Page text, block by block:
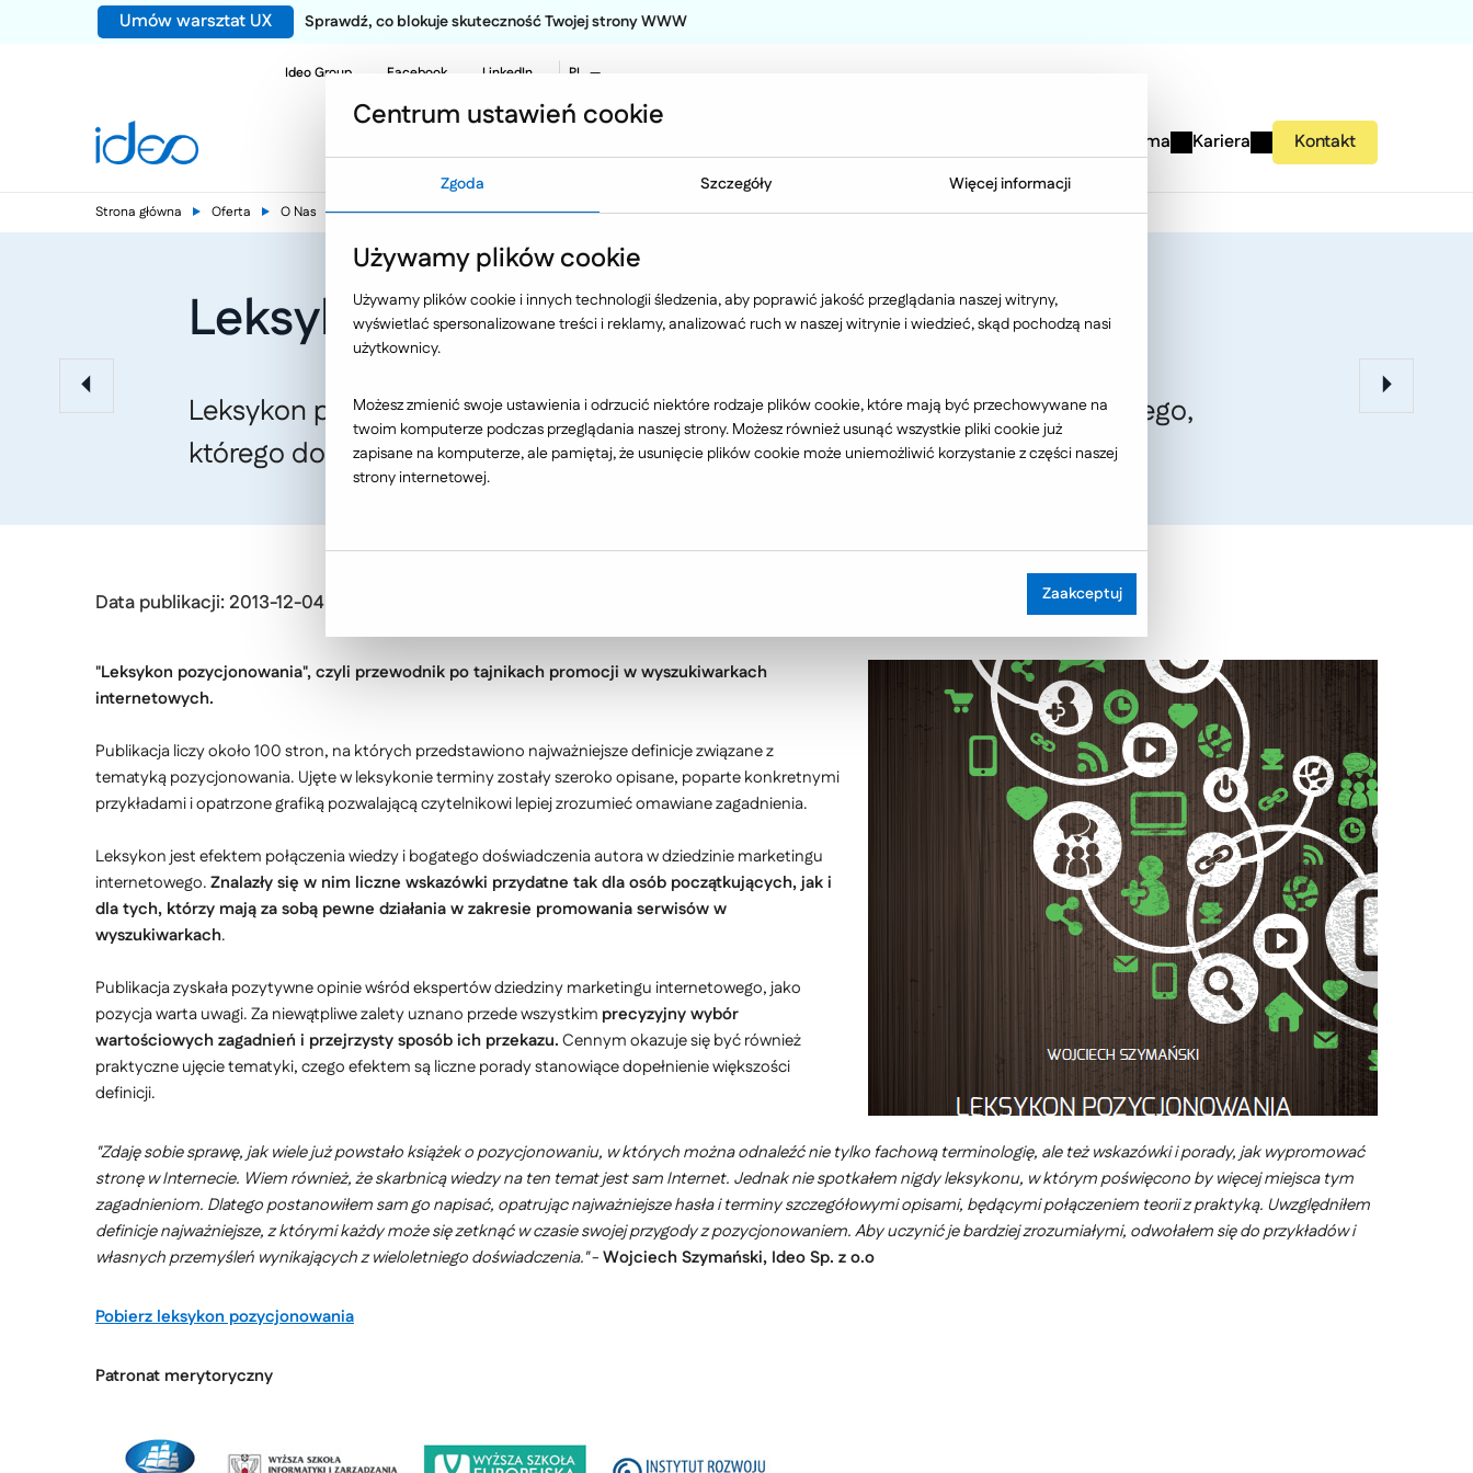
Umów warsztat UX Sprawdź, co blokuje skuteczność Twojej strony WWW
Ideo Group Facebook LinkedIn
PL
EN
NO
Firma Kariera Kontakt
Strona główna Oferta O Nas Nasze publikacje
Leksykon pozycjonowania
Leksykon pozycjonowania został przygotowany przez Wojciecha Szymańskiego,
którego doświadczenie w tej materii wynosi blisko 10 lat.
Data publikacji: 2013-12-04
"Leksykon pozycjonowania", czyli przewodnik po tajnikach promocji w wyszukiwarkach
internetowych.
Publikacja liczy około 100 stron, na których przedstawiono najważniejsze definicje związane z
tematyką pozycjonowania. Ujęte w leksykonie terminy zostały szeroko opisane, poparte konkretnymi
przykładami i opatrzone grafiką pozwalającą czytelnikowi lepiej zrozumieć omawiane zagadnienia.
Leksykon jest efektem połączenia wiedzy i bogatego doświadczenia autora w dziedzinie marketingu
internetowego.Znalazły się w nim liczne wskazówki przydatne tak dla osób początkujących, jak i
dla tych, którzy mają za sobą pewne działania w zakresie promowania serwisów w
wyszukiwarkach.
Publikacja zyskała pozytywne opinie wśród ekspertów dziedziny marketingu internetowego, jako
pozycja warta uwagi. Za niewątpliwe zalety uznano przede wszystkim precyzyjny wybór
wartościowych zagadnień i przejrzysty sposób ich przekazu.Cennym okazuje się być również
praktyczne ujęcie tematyki, czego efektem są liczne porady stanowiące dopełnienie większości
definicji.
"Zdaję sobie sprawę, jak wiele już powstało książek o pozycjonowaniu, w których można odnaleźć nie tylko fachową terminologię, ale też wskazówki i porady, jak wypromować
stronę w Internecie. Wiem również, że skarbnicą wiedzy na ten temat jest sam Internet. Jednak nie spotkałem nigdy leksykonu, w którym poświęcono by więcej miejsca tym
zagadnieniom. Dlatego postanowiłem sam go napisać, opatrując najważniejsze hasła i terminy szczegółowymi opisami, będącymi połączeniem teorii z praktyką. Uwzględniłem
definicje najważniejsze, z którymi każdy może się zetknąć w czasie swojej przygody z pozycjonowaniem. Aby uczynić je bardziej zrozumiałymi, odwołałem się do przykładów i
własnych przemyśleń wynikających z wieloletniego doświadczenia."-Wojciech Szymański, Ideo Sp. z o.o
Pobierz leksykon pozycjonowania
Patronat merytoryczny
Centrum ustawień cookie
Zgoda Szczegóły Więcej informacji
Używamy plików cookie
Używamy plików cookie i innych technologii śledzenia, aby poprawić jakość przeglądania naszej witryny,
wyświetlać spersonalizowane treści i reklamy, analizować ruch w naszej witrynie i wiedzieć, skąd pochodzą nasi
użytkownicy.
Możesz zmienić swoje ustawienia i odrzucić niektóre rodzaje plików cookie, które mają być przechowywane na
twoim komputerze podczas przeglądania naszej strony. Możesz również usunąć wszystkie pliki cookie już
zapisane na komputerze, ale pamiętaj, że usunięcie plików cookie może uniemożliwić korzystanie z części naszej
strony internetowej.
Zaakceptuj